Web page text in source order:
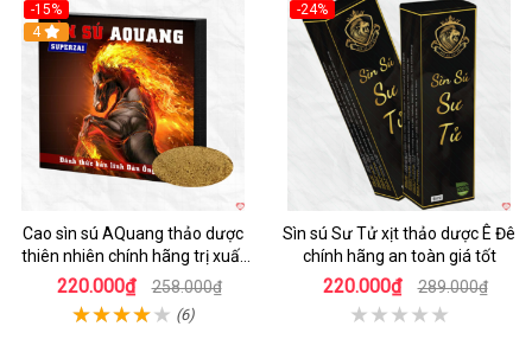
-15%
4
Cao sìn sú AQuang thảo dược
thiên nhiên chính hãng trị xuất
tinh sớm
220.000₫ 258.000₫
(6)
-24%
Sìn sú Sư Tử xịt thảo dược Ê Đê
chính hãng an toàn giá tốt
220.000₫ 289.000₫